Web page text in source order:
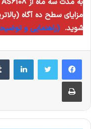
مزایای سطح ده آگاه
شوید. (راهنمایی و
چاپ